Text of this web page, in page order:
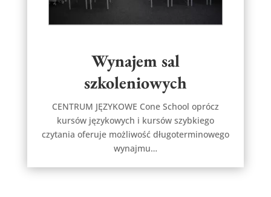
Wynajem sal
szkoleniowych
CENTRUM JĘZYKOWE Cone School oprócz
kursów językowych i kursów szybkiego
czytania oferuje możliwość długoterminowego
wynajmu…